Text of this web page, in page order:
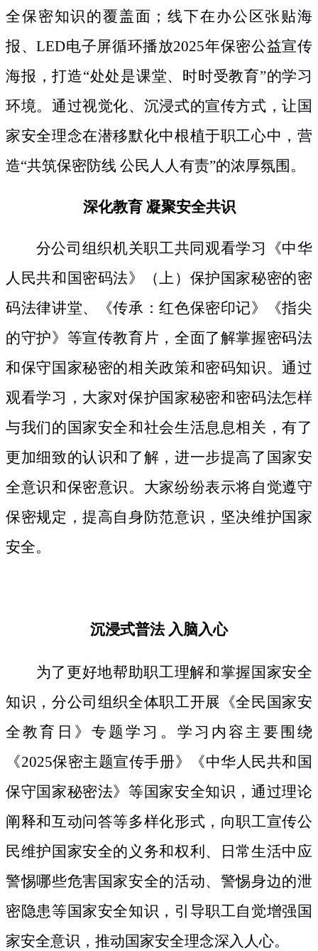
全保密知识的覆盖面；线下在办公区张贴海
报、LED电子屏循环播放2025年保密公益宣传
海报，打造“处处是课堂、时时受教育”的学习
环境。通过视觉化、沉浸式的宣传方式，让国
家安全理念在潜移默化中根植于职工心中，营
造“共筑保密防线 公民人人有责”的浓厚氛围。
深化教育凝聚安全共识
分公司组织机关职工共同观看学习《中华
人民共和国密码法》
（上）保护国家秘密的密
码法律讲堂、
《传承：红色保密印记》《指尖
的守护》等宣传教育片， 全面了解掌握密码法
和保守国家秘密的相关政策和密码知识。通过
观看学习，大家对保护国家秘密和密码法怎样
与我们的国家安全和社会生活息息相关，有了
更加细致的认识和了解，进一步提高了国家安
全意识和保密意识。大家纷纷表示将自觉遵守
保密规定，提高自身防范意识，坚决维护国家
安全。
沉浸式普法 入脑入心
为了更好地帮助职工理解和掌握国家安全
知识，分公司组织全体职工开展《全民国家安
全教育日》专题学习。学习内容主要围绕
《2025保密主题宣传手册》《中华人民共和国
保守国家秘密法》等国家安全知识，通过理论
阐释和互动问答等多样化形式，向职工宣传公
民维护国家安全的义务和权利、日常生活中应
警惕哪些危害国家安全的活动、警惕身边的泄
密隐患等国家安全知识，引导职工自觉增强国
家安全意识，推动国家安全理念深入人心。